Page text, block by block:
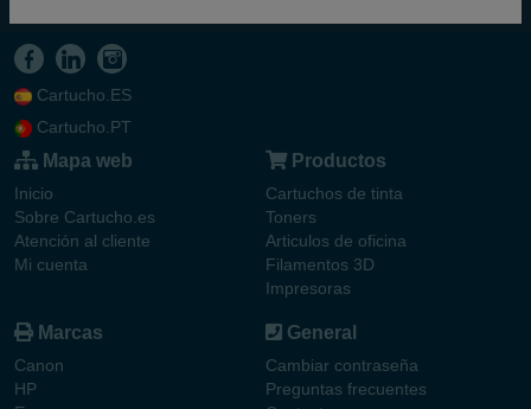
Cartucho.ES
Cartucho.PT
Mapa web
Inicio
Sobre Cartucho.es
Atención al cliente
Mi cuenta
Productos
Cartuchos de tinta
Toners
Articulos de oficina
Filamentos 3D
Impresoras
Marcas
Canon
HP
General
Cambiar contraseña
Preguntas frecuentes